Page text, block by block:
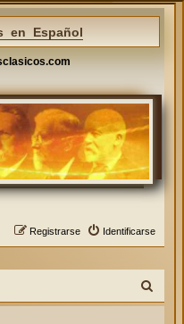
en Español
Identificarse
Registrarse
u